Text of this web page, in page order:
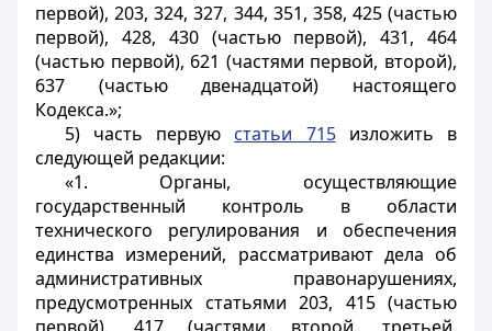
первой), 203, 324, 327, 344, 351, 358, 425 (частью
первой), 428, 430 (частью первой), 431, 464
(частью первой), 621 (частями первой, второй),
637 (частью двенадцатой) настоящего
Кодекса.»;
5) часть первую статьи 715изложить в
следующей редакции:
«1. Органы, осуществляющие
государственный контроль в области
технического регулирования и обеспечения
единства измерений, рассматривают дела об
административных правонарушениях,
предусмотренных статьями 203, 415 (частью